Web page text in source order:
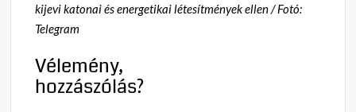
kijevi katonai és energetikai létesítmények ellen / Fotó:
Telegram
Vélemény,
hozzászólás?